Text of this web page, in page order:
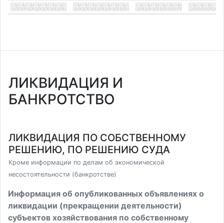
ЛИКВИДАЦИЯ И
БАНКРОТСТВО
ЛИКВИДАЦИЯ ПО СОБСТВЕННОМУ
РЕШЕНИЮ, ПО РЕШЕНИЮ СУДА
Кроме информации по делам об экономической
несостоятельности (банкротстве)
Информация об опубликованных объявлениях о
ликвидации (прекращении деятельности)
субъектов хозяйствования по собственному